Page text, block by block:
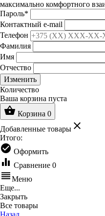
максимально комфортного
Пароль*
Контактный e-mail
Телефон
Фамилия
Имя
Отчество
Изменить
Количество
Ваша корзина пуста
shopping_basket Корзина 0
Добавленные товары clear
Итого:
check_circle Оформить
equalizer Сравнение 0
reorderМеню
Еще...
Закрыть
Все товары
Назад